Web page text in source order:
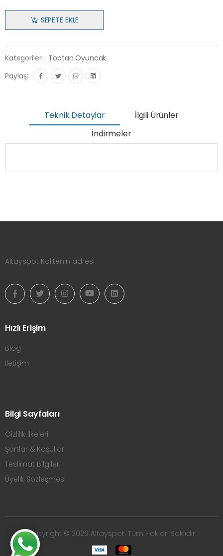
SEPETE EKLE
Kategoriler:
Toptan Oyuncak
Paylaş:
Teknik Detaylar
İlgili Ürünler
İndirmeler
Altayspot Kalitenin adresi
Hızlı Erişim
Blog
İletişim
Bilgi Sayfaları
Gizlilik İlkeleri
Şartlar & Koşullar
Teslimat Bilgileri
Üyelik Sözleşmesi
Copyright © 2026 Altayspot. Tüm Hakları Saklıdır.